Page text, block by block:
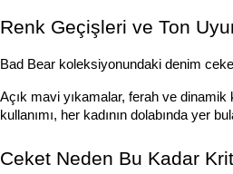
Renk Geçişleri ve Ton
Bad Bear koleksiyonundaki denim
Açık mavi yıkamalar, ferah ve
kullanımı, her kadının dolabında yer
Ceket Neden Bu Kadar